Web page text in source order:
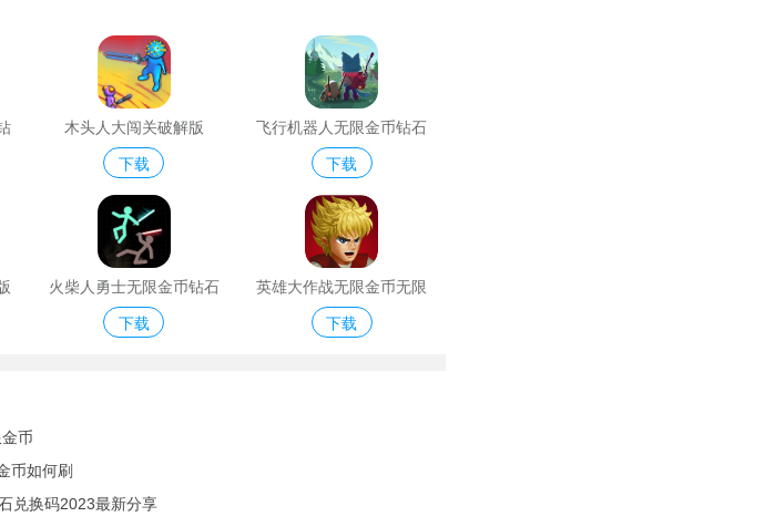
木头人大闯关破解版
下载
飞行机器人无限金币钻石
版
下载
火柴人勇士无限金币钻石
版
下载
英雄大作战无限金币无限
钻石版
下载
币
币如何刷
兑换码2023最新分享